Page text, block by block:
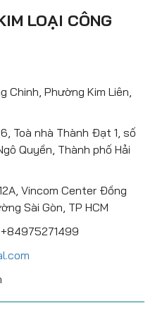
LOẠI CÔNG
Chinh, Phường Kim Liên,
Toà nhà Thành Đạt 1, số
Quyền, Thành phố Hải
Vincom Center Đồng
Sài Gòn, TP HCM